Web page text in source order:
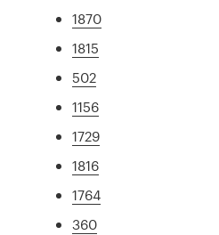
1870
1815
502
1156
1729
1816
1764
360